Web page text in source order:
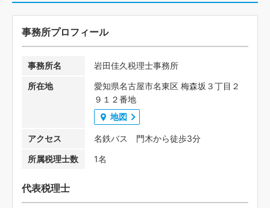
事務所プロフィール
事務所名
岩田佳久税理士事務所
所在地
愛知県名古屋市名東区 梅森坂３丁目２
９１２番地
地図
アクセス
名鉄バス 門木から徒歩3分
所属税理士数
1名
代表税理士